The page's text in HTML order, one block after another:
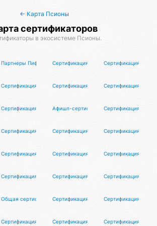
← Карта Псионы
сертификаторов
в экосистеме Псионы.
для авторов
Партнеры Пифо / π⁴ Сертификация циокаСертификация
реальной истории
Сертификация участниковСертификация капитановСертификация
Сертификация волонтёровАфишл-сертификацияСертификация
Сертификация организаторовСертификация организаторов
Сертификация
Сертификация участников #LMBFСертификация клуба перемирия
Сертификация
Псионы
Сертификация ведущихСертификация кадровиковСертификация
репетиторов
Общая сертификация коучейСертификация дизайнеровСертификация
Сертификация моделейСертификация фотографовСертификация